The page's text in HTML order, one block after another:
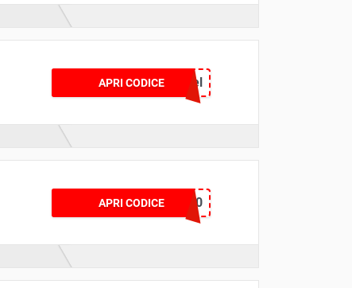
APRI CODICE
promotionnel
APRI CODICEXMAS20